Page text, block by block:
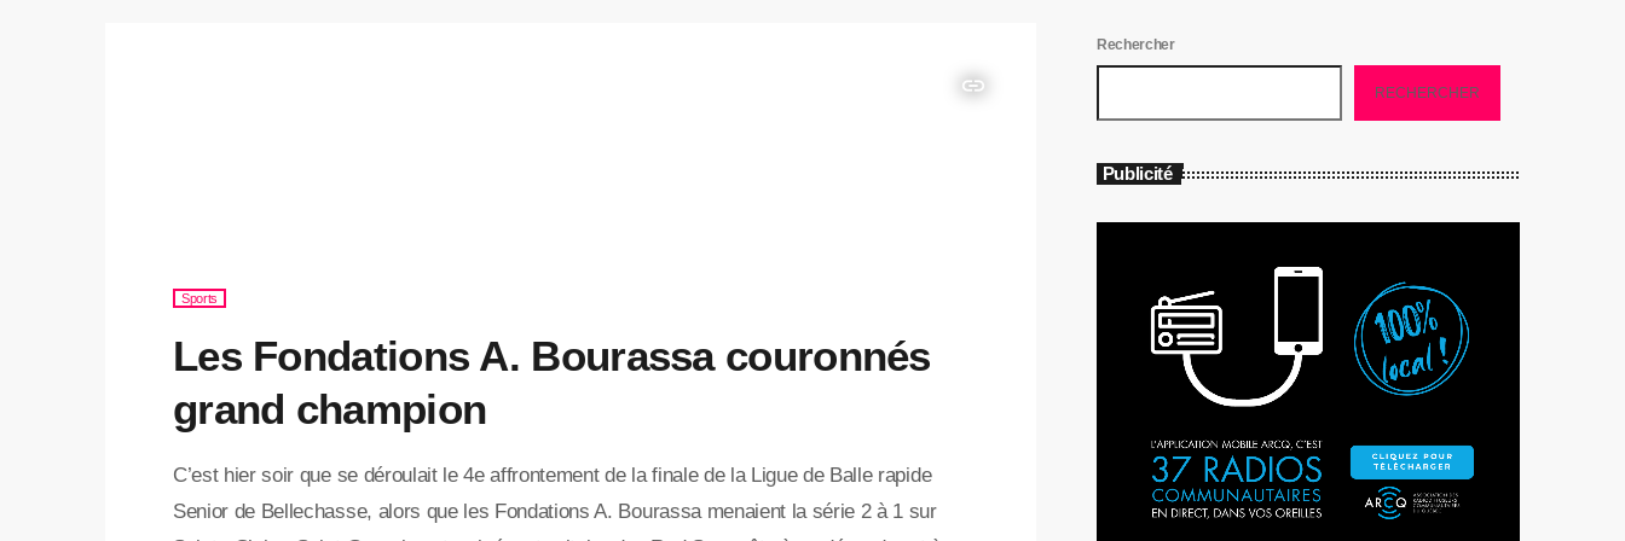
insert_link
Sports
Les Fondations A. Bourassa couronnés
grand champion
C’est hier soir que se déroulait le 4e affrontement de la finale de la Ligue de Balle rapide
Senior de Bellechasse, alors que les Fondations A. Bourassa menaient la série 2 à 1 sur
Rechercher
RECHERCHER
Publicité